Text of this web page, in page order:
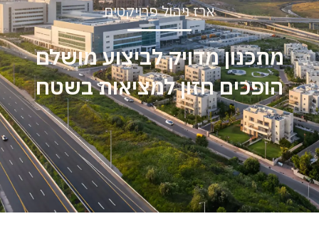
ארז ניהול פרויקטים
מתכנון מדויק לביצוע מושלם
הופכים חזון למציאות בשטח